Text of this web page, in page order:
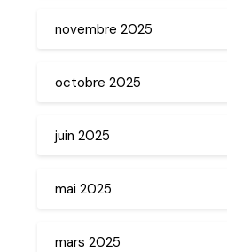
novembre 2025
octobre 2025
juin 2025
mai 2025
mars 2025